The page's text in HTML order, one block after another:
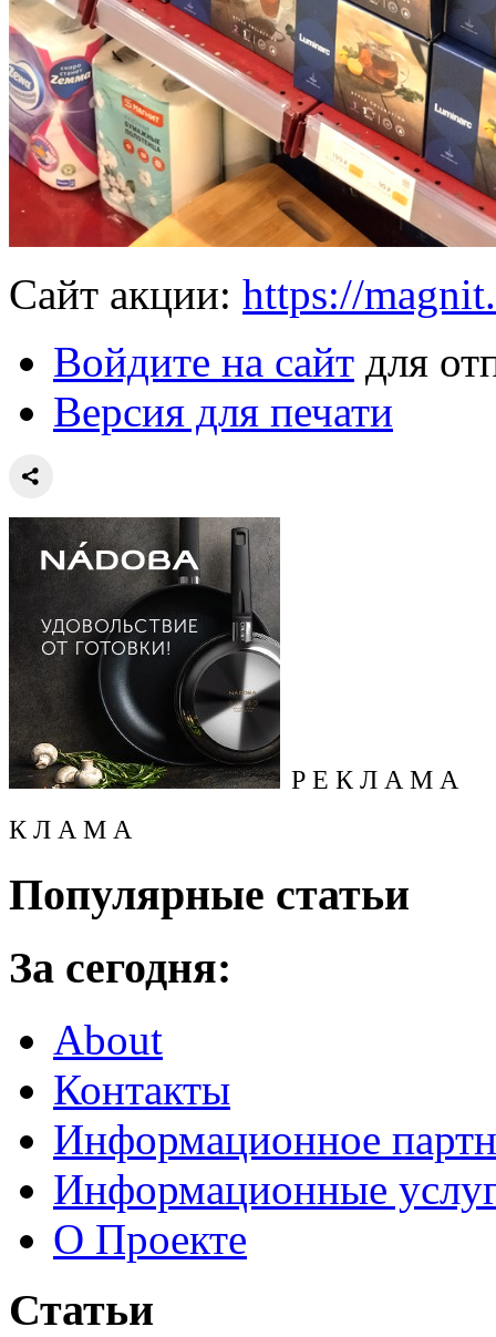
Сайт акции: https://
Войдите на сайт для
Версия для печати
Р Е К Л А М А
К Л А М А
Популярные статьи
За сегодня:
About
Контакты
Информационное
Информационные
О Проекте
Статьи